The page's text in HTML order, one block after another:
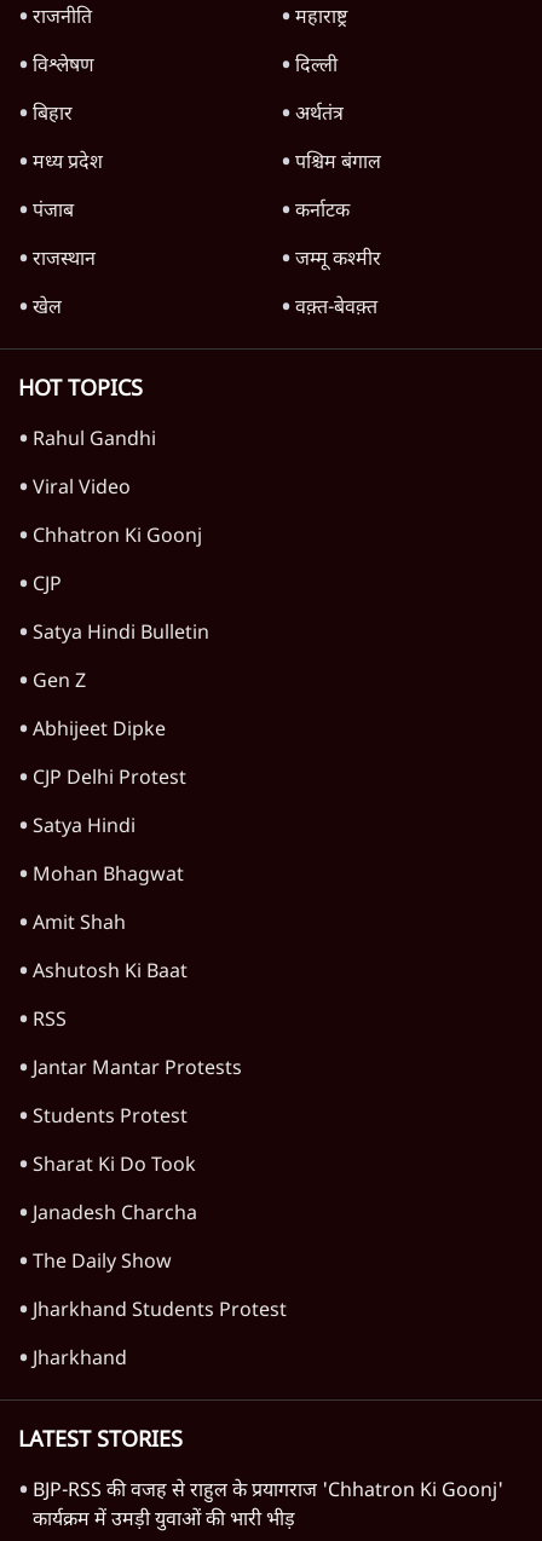
राजनीति
महाराष्ट्र
विश्लेषण
दिल्ली
बिहार
अर्थतंत्र
मध्य प्रदेश
पश्चिम बंगाल
पंजाब
कर्नाटक
राजस्थान
जम्मू कश्मीर
खेल
वक़्त-बेवक़्त
HOT TOPICS
Rahul Gandhi
Viral Video
Chhatron Ki Goonj
CJP
Satya Hindi Bulletin
Gen Z
Abhijeet Dipke
CJP Delhi Protest
Satya Hindi
Mohan Bhagwat
Amit Shah
Ashutosh Ki Baat
RSS
Jantar Mantar Protests
Students Protest
Sharat Ki Do Took
Janadesh Charcha
The Daily Show
Jharkhand Students Protest
Jharkhand
LATEST STORIES
BJP-RSS की वजह से राहुल के प्रयागराज 'Chhatron Ki Goonj'
कार्यक्रम में उमड़ी युवाओं की भारी भीड़